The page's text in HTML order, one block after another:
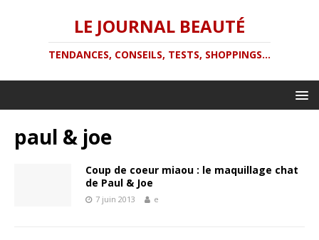
LE JOURNAL BEAUTÉ
TENDANCES, CONSEILS, TESTS, SHOPPINGS...
paul & joe
Coup de coeur miaou : le maquillage chat
de Paul & Joe
7 juin 2013 e